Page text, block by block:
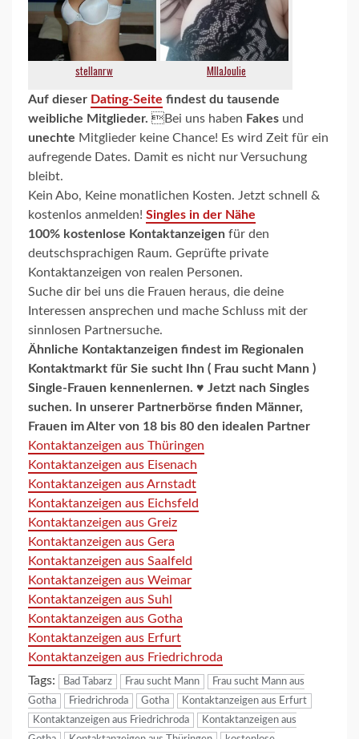
Auf dieser Dating-Seite findest du tausende
weibliche Mitglieder. Bei uns haben Fakes und
unechte Mitglieder keine Chance! Es wird Zeit für ein
aufregende Dates. Damit es nicht nur Versuchung
bleibt.
Kein Abo, Keine monatlichen Kosten. Jetzt schnell &
kostenlos anmelden! Singles in der Nähe
100% kostenlose Kontaktanzeigen für den
deutschsprachigen Raum. Geprüfte private
Kontaktanzeigen von realen Personen.
Suche dir bei uns die Frauen heraus, die deine
Interessen ansprechen und mache Schluss mit der
sinnlosen Partnersuche.
Ähnliche Kontaktanzeigen findest im Regionalen
Kontaktmarkt für Sie sucht Ihn ( Frau sucht Mann )
Single-Frauen kennenlernen. ♥ Jetzt nach Singles
suchen. In unserer Partnerbörse finden Männer,
Frauen im Alter von 18 bis 80 den idealen Partner
Kontaktanzeigen aus Thüringen
Kontaktanzeigen aus Eisenach
Kontaktanzeigen aus Arnstadt
Kontaktanzeigen aus Eichsfeld
Kontaktanzeigen aus Greiz
Kontaktanzeigen aus Gera
Kontaktanzeigen aus Saalfeld
Kontaktanzeigen aus Weimar
Kontaktanzeigen aus Suhl
Kontaktanzeigen aus Gotha
Kontaktanzeigen aus Erfurt
Kontaktanzeigen aus Friedrichroda
Tags:
Bad Tabarz Frau sucht Mann
Frau sucht Mann aus
Gotha
Friedrichroda Gotha
Kontaktanzeigen aus Erfurt
Kontaktanzeigen aus Friedrichroda
Kontaktanzeigen aus